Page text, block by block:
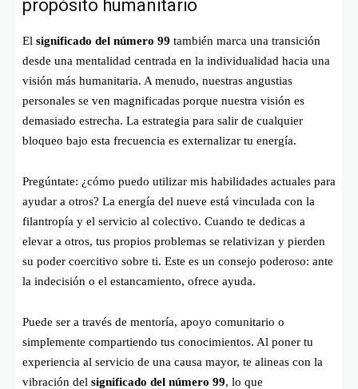
propósito humanitario
El significado del número 99 también marca una transición
desde una mentalidad centrada en la individualidad hacia una
visión más humanitaria. A menudo, nuestras angustias
personales se ven magnificadas porque nuestra visión es
demasiado estrecha. La estrategia para salir de cualquier
bloqueo bajo esta frecuencia es externalizar tu energía.
Pregúntate: ¿cómo puedo utilizar mis habilidades actuales para
ayudar a otros? La energía del nueve está vinculada con la
filantropía y el servicio al colectivo. Cuando te dedicas a
elevar a otros, tus propios problemas se relativizan y pierden
su poder coercitivo sobre ti. Este es un consejo poderoso: ante
la indecisión o el estancamiento, ofrece ayuda.
Puede ser a través de mentoría, apoyo comunitario o
simplemente compartiendo tus conocimientos. Al poner tu
experiencia al servicio de una causa mayor, te alineas con la
vibración del significado del número 99, lo que